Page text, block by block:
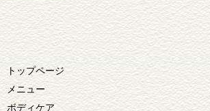
トップページ
メニュー
ボディケア